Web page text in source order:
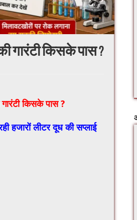
गारंटी किसके पास ?
किसके पास ?
हजारों लीटर दूध की सप्लाई